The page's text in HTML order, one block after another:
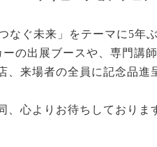
なぐ未来」をテーマに5年
の出展ブースや、専門講
、来場者の全員に記念品
、心よりお待ちしておりま